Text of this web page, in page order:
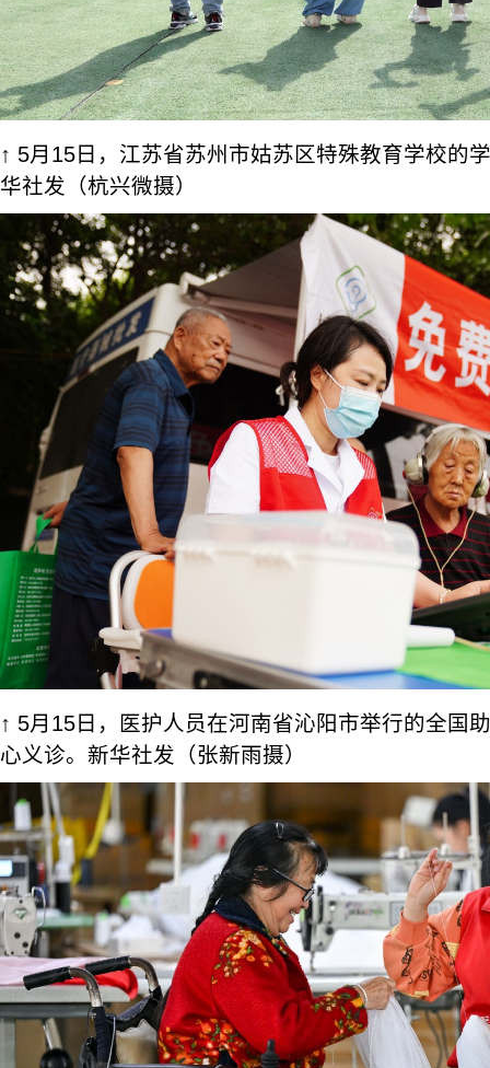
↑ 5月15日，江苏省苏州市姑苏区特殊教育学校的
华社发（杭兴微摄）
↑ 5月15日，医护人员在河南省沁阳市举行的全国
心义诊。新华社发（张新雨摄）